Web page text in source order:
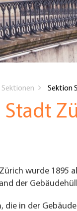
Sektionen Sektion
wurde 1895
der
die in der